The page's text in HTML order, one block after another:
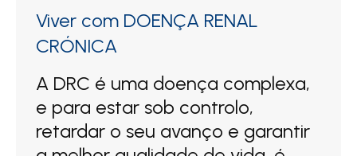
Viver com DOENÇA RENAL
CRÓNICA
A DRC é uma doença complexa,
e para estar sob controlo,
retardar o seu avanço e garantir